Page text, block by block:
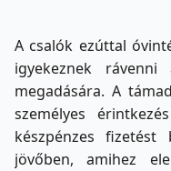
A csalók ezúttal
igyekeznek rávenni
megadására. A
személyes
készpénzes
jövőben, amihez